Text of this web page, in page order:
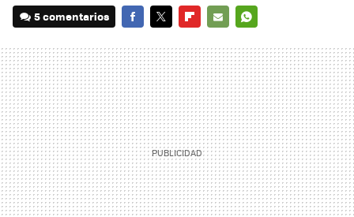
5 comentarios
MAIL